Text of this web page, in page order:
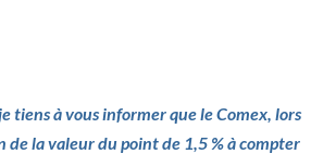
tiens à vous informer que le Comex, lors
de la valeur du point de 1,5 % à compter